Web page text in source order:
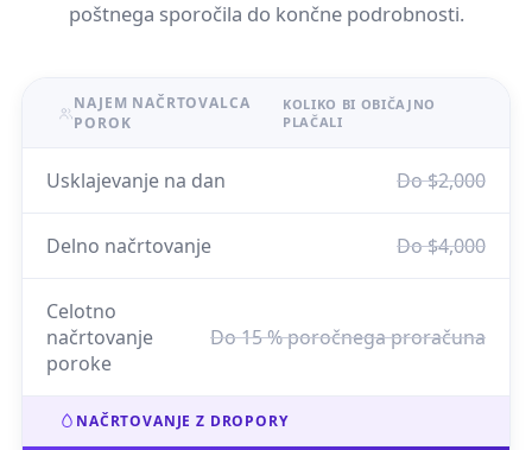
poštnega sporočila do končne podrobnosti.
NAJEM NAČRTOVALCA
POROK
KOLIKO BI OBIČAJNO
PLAČALI
Usklajevanje na dan Do $2,000
Delno načrtovanje Do $4,000
Celotno
načrtovanje
poroke
Do 15 % poročnega proračuna
NAČRTOVANJE Z DROPORY